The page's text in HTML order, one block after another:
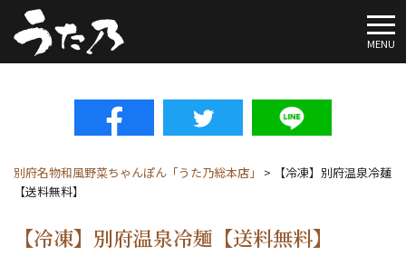
MENU
別府名物和風野菜ちゃんぽん「うた乃総本店」 >
【冷凍】別府温泉冷麺
【送料無料】
【冷凍】別府温泉冷麺【送料無料】